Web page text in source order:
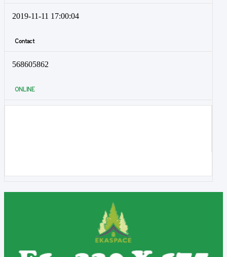
2019-11-11 17:00:04
Contact
568605862
ONLINE